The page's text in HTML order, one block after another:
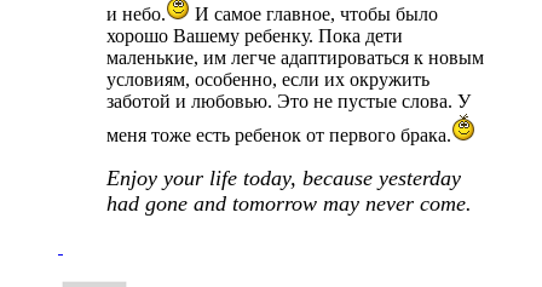
и небо.
И самое главное, чтобы было
хорошо Вашему ребенку. Пока дети
маленькие, им легче адаптироваться к новым
условиям, особенно, если их окружить
заботой и любовью. Это не пустые слова. У
меня тоже есть ребенок от первого брака.
Enjoy your life today, because yesterday
had gone and tomorrow may never come.